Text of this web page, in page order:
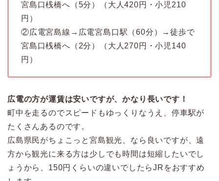
宮島口桟橋へ（5分）（大人420円・小児210
円）
②広電宮島線→広電宮島口駅（60分）→徒歩で
宮島口桟橋へ（2分）（大人270円・小児140
円）
広電の方が運賃は安いですが、かなり長いです！
町中を走るのでスピードもゆっくりなうえ、停車駅が
たくさんあるのです。
広島県民がちょこっと宮島観光、なら良いですが、遠
方から観光に来る方は少しでも時間は短縮したいでし
ょうから、 150円くらいの違いでしたらJRをおすすめ